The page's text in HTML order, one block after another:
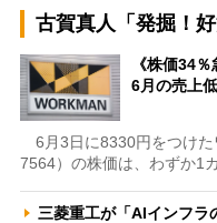
古賀真人「発掘！好
《株価34
6月の売上
6月3日に8330円をつけた
7564）の株価は、わずか1
三菱重工が「AIインフラ